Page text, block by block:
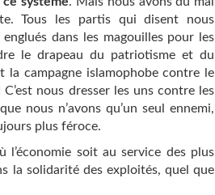
Tous les partis qui disent nous
dans les magouilles pour les
le drapeau du patriotisme et du
la campagne islamophobe contre le
nous dresser les uns contre les
nous n’avons qu’un seul ennemi,
plus féroce.
l’économie soit au service des plus
la solidarité des exploités, quel que